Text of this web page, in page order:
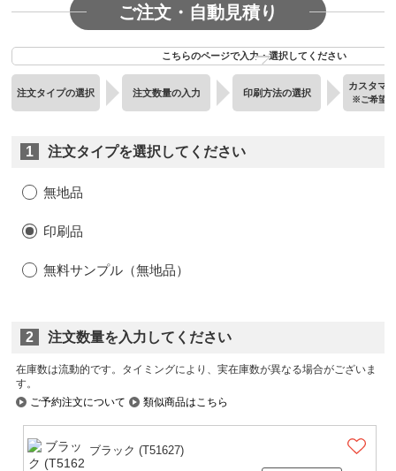
ご注文・自動見積り
こちらのページで入力・選択してください
注文タイプの選択 注文数量の入力 印刷方法の選択
カスタマ
※ご希望
1 注文タイプを選択してください
無地品
印刷品
無料サンプル（無地品）
2 注文数量を入力してください
在庫数は流動的です。タイミングにより、実在庫数が異なる場合がございま
す。
ご予約注文について
類似商品はこちら
ブラック (T51627)